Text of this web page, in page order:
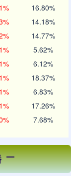
16.80%
14.18%
14.77%
5.62%
6.12%
18.37%
6.83%
17.26%
7.68%